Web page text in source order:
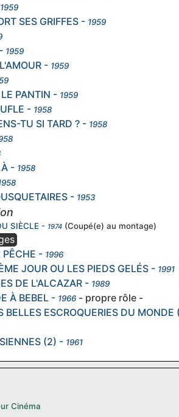
1959
SES GRIFFES - 1959
- 1959
- 1959
PANTIN - 1959
- 1958
TU SI TARD ? - 1958
- 1958
- 1953
SIÈCLE - 1974 (Coupé(e) au montage)
PÊCHE - 1996
JOUR OU LES PIEDS GELÉS - 1991
DE L'ALCAZAR - 1989
À BEBEL - 1966 - propre rôle -
BELLES ESCROQUERIES DU MONDE
(2) - 1961
Cinéma